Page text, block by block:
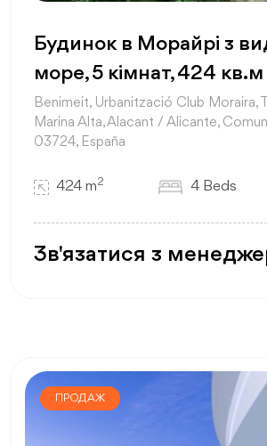
Будинок в Морайрі з
море, 5 кімнат, 424 кв.м
Benimeit, Urbanització Club Moraira,
Marina Alta, Alacant / Alicante,
03724, España
424 m2 4 Beds
Зв'язатися з
ПРОДАЖ